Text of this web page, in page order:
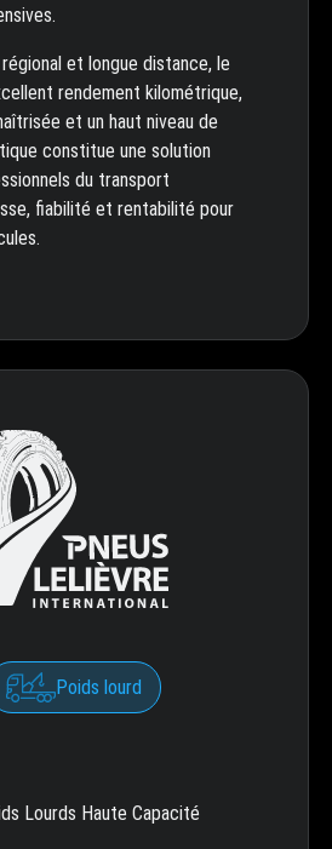
et longue distance, le
rendement kilométrique,
et un haut niveau de
constitue une solution
du transport
fiabilité et rentabilité pour
Poids lourd
Lourds Haute Capacité